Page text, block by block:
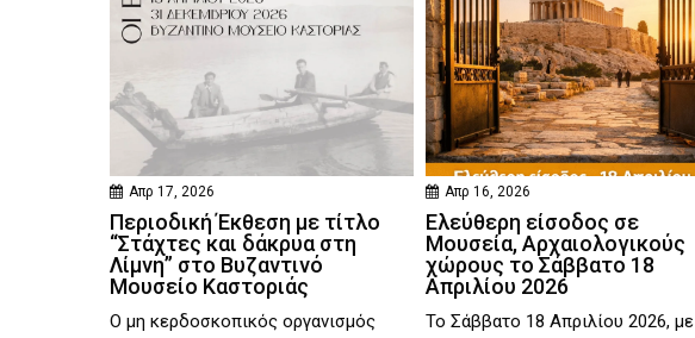
Απρ 17, 2026
Περιοδική Έκθεση με τίτλο
“Στάχτες και δάκρυα στη
Λίμνη” στο Βυζαντινό
Μουσείο Καστοριάς
Ο μη κερδοσκοπικός οργανισμός
Απρ 16, 2026
Ελεύθερη είσοδος σε
Μουσεία, Αρχαιολογικούς
χώρους το Σάββατο 18
Απριλίου 2026
Το Σάββατο 18 Απριλίου 2026, με